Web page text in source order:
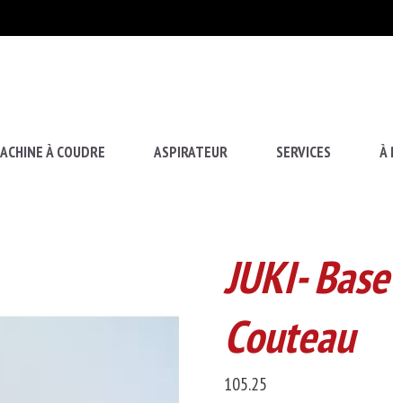
À COUDRE ASPIRATEUR SERVICES À
JUKI-
Couteau
105.25